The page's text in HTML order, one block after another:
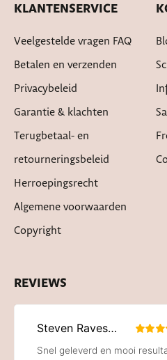
KLANTENSERVICE
Veelgestelde vragen FAQ
Betalen en verzenden
Privacybeleid
Garantie & klachten
Terugbetaal- en
retourneringsbeleid
Herroepingsrecht
Algemene voorwaarden
Copyright
REVIEWS